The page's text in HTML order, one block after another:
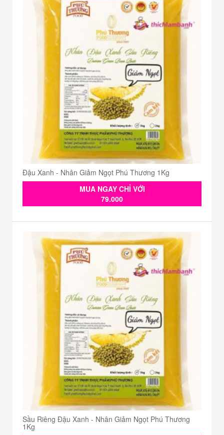
Đậu Xanh - Nhân Giảm Ngọt Phú Thương 1Kg
MUA NGAY CHỈ VỚI
79.000
Sầu Riêng Đậu Xanh - Nhân Giảm Ngọt Phú Thương
1Kg